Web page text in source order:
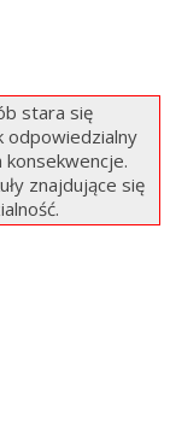
stara się
odpowiedzialny
konsekwencje.
znajdujące się